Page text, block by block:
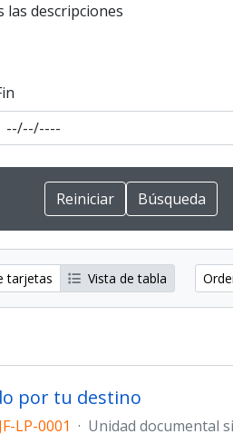
las descripciones
tarjetas Vista de tabla
por tu destino
LP-0001 · Unidad documental